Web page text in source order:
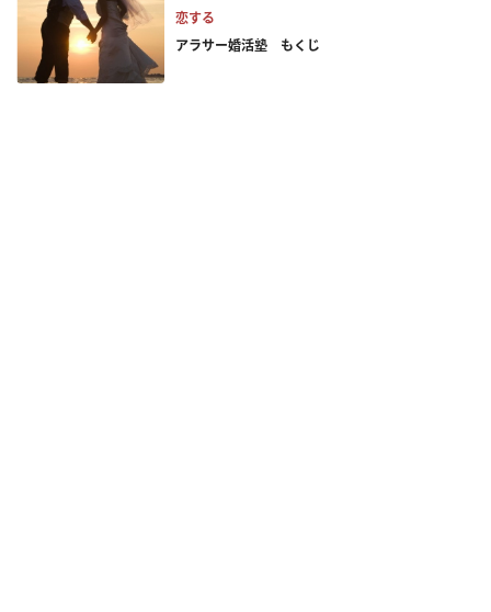
恋する
アラサー婚活塾 もくじ